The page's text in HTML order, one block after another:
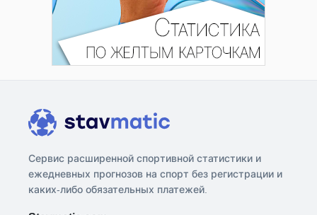
Сервис расширенной спортивной статистики и
ежедневных прогнозов на спорт без регистрации и
каких-либо обязательных платежей.